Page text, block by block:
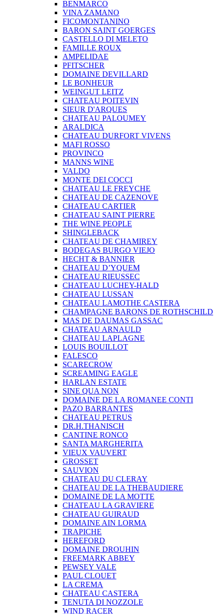
BENMARCO
VINA ZAMANO
FICOMONTANINO
BARON SAINT GOERGES
CASTELLO DI MELETO
FAMILLE ROUX
AMPELIDAE
PFITSCHER
DOMAINE DEVILLARD
LE BONHEUR
WEINGUT LEITZ
CHATEAU POITEVIN
SIEUR D'ARQUES
CHATEAU PALOUMEY
ARALDICA
CHATEAU DURFORT VIVENS
MAFI ROSSO
PROVINCO
MANNS WINE
VALDO
MONTE DEI COCCI
CHATEAU LE FREYCHE
CHATEAU DE CAZENOVE
CHATEAU CARTIER
CHATEAU SAINT PIERRE
THE WINE PEOPLE
SHINGLEBACK
CHATEAU DE CHAMIREY
BODEGAS BURGO VIEJO
HECHT & BANNIER
CHATEAU D’YQUEM
CHATEAU RIEUSSEC
CHATEAU LUCHEY-HALD
CHATEAU LUSSAN
CHATEAU LAMOTHE CASTERA
CHAMPAGNE BARONS DE ROTHSCHILD
MAS DE DAUMAS GASSAC
CHATEAU ARNAULD
CHATEAU LAPLAGNE
LOUIS BOUILLOT
FALESCO
SCARECROW
SCREAMING EAGLE
HARLAN ESTATE
SINE QUA NON
DOMAINE DE LA ROMANEE CONTI
PAZO BARRANTES
CHATEAU PETRUS
DR.H.THANISCH
CANTINE RONCO
SANTA MARGHERITA
VIEUX VAUVERT
GROSSET
SAUVION
CHATEAU DU CLERAY
CHATEAU DE LA THEBAUDIERE
DOMAINE DE LA MOTTE
CHATEAU LA GRAVIERE
CHATEAU GUIRAUD
DOMAINE AIN LORMA
TRAPICHE
HEREFORD
DOMAINE DROUHIN
FREEMARK ABBEY
PEWSEY VALE
PAUL CLOUET
LA CREMA
CHATEAU CASTERA
TENUTA DI NOZZOLE
WIND RACER